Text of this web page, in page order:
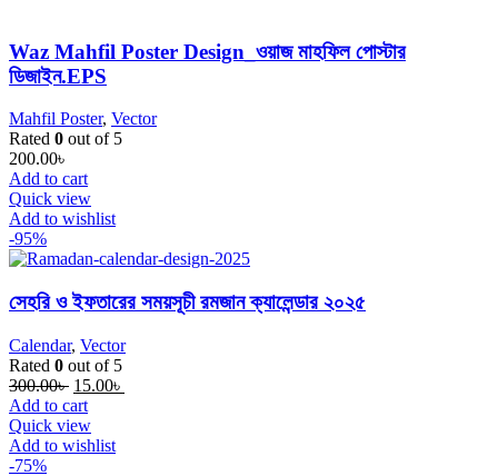
Waz Mahfil Poster Design_ওয়াজ মাহফিল পোস্টার
ডিজাইন.EPS
Mahfil Poster, Vector
Rated 0 out of 5
200.00৳
Add to cart
Quick view
Add to wishlist
-95%
সেহরি ও ইফতারের সময়সূচী রমজান ক্যালেন্ডার ২০২৫
Calendar, Vector
Rated 0 out of 5
300.00৳ Original
price
was:
300.00৳ .
15.00৳
Add to cart
Quick view
Add to wishlist
-75%